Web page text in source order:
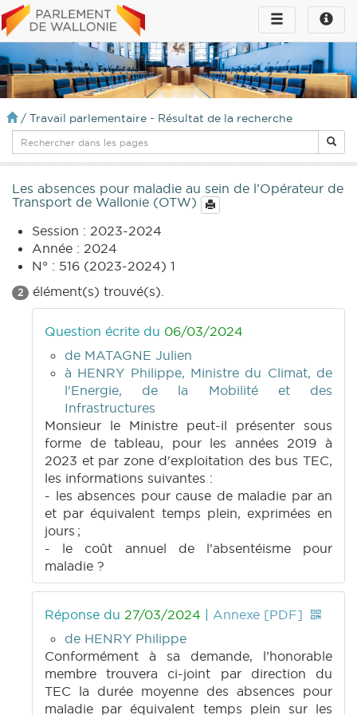
Toggle
infos
Toggle
navigation
/ Travail parlementaire - Résultat de la recherche
Les absences pour maladie au sein de l’Opérateur de
Transport de Wallonie (OTW)
Session : 2023-2024
Année : 2024
N° : 516 (2023-2024) 1
2 élément(s) trouvé(s).
Question écrite du 06/03/2024
de MATAGNE Julien
à HENRY Philippe, Ministre du Climat, de
l'Energie, de la Mobilité et des
Infrastructures
Monsieur le Ministre peut-il présenter sous
forme de tableau, pour les années 2019 à
2023 et par zone d'exploitation des bus TEC,
les informations suivantes :
- les absences pour cause de maladie par an
et par équivalent temps plein, exprimées en
jours ;
- le coût annuel de l'absentéisme pour
maladie ?
Réponse du 27/03/2024 | Annexe [PDF]
de HENRY Philippe
Conformément à sa demande, l’honorable
membre trouvera ci-joint par direction du
TEC la durée moyenne des absences pour
maladie par équivalent temps plein sur les